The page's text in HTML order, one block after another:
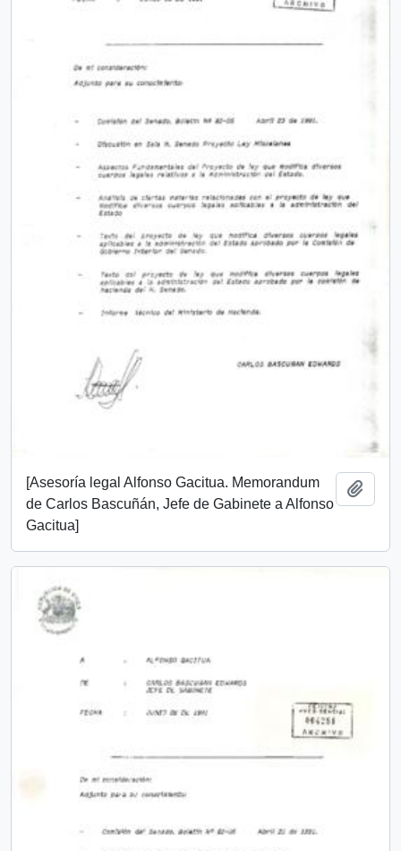
[Asesoría legal Alfonso Gacitua. Memorandum
de Carlos Bascuñán, Jefe de Gabinete a Alfonso
Gacitua]